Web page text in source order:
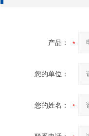
产品：
您的单位：
您的姓名：